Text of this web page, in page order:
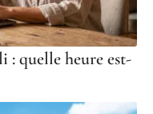
: quelle heure est-